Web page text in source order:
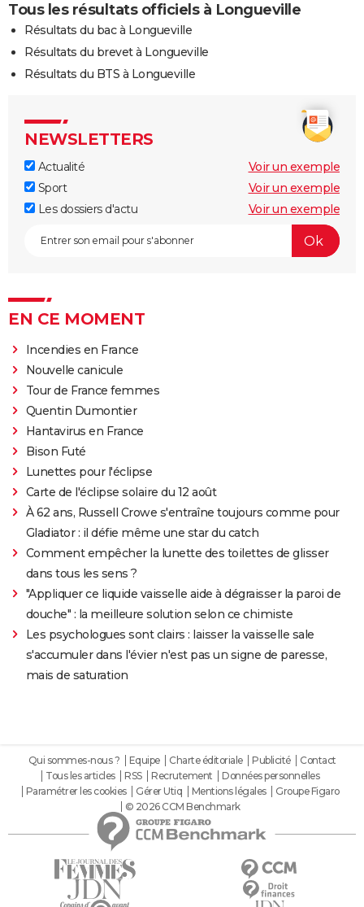
Tous les résultats officiels à Longueville
Résultats du bac à Longueville
Résultats du brevet à Longueville
Résultats du BTS à Longueville
NEWSLETTERS
Actualité
Voir un exemple
Sport
Voir un exemple
Les dossiers d'actu
Voir un exemple
EN CE MOMENT
Incendies en France
Nouvelle canicule
Tour de France femmes
Quentin Dumontier
Hantavirus en France
Bison Futé
Lunettes pour l'éclipse
Carte de l'éclipse solaire du 12 août
À 62 ans, Russell Crowe s'entraîne toujours comme pour
Gladiator : il défie même une star du catch
Comment empêcher la lunette des toilettes de glisser
dans tous les sens ?
"Appliquer ce liquide vaisselle aide à dégraisser la paroi de
douche" : la meilleure solution selon ce chimiste
Les psychologues sont clairs : laisser la vaisselle sale
s'accumuler dans l'évier n'est pas un signe de paresse,
mais de saturation
Qui sommes-nous ? Equipe Charte éditoriale Publicité
Contact
Tous les articles
RSS Recrutement
Données personnelles
Paramétrer les cookies
Gérer Utiq Mentions légales
Groupe Figaro
© 2026 CCM Benchmark